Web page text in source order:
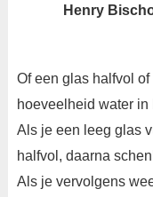
Henry
Of een glas halfvol
hoeveelheid water in
Als je een leeg glas
halfvol, daarna
Als je vervolgens